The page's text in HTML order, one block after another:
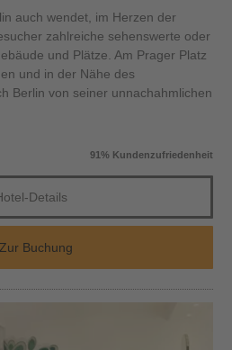
auch wendet, im Herzen der
zahlreiche sehenswerte oder
und Plätze. Am Prager Platz
und in der Nähe des
Berlin von seiner unnachahmlichen
91% Kundenzufriedenheit
Details
Zur Buchung